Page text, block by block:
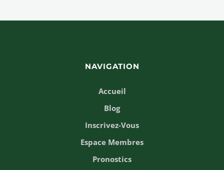
NAVIGATION
Accueil
Blog
Inscrivez-Vous
Espace Membres
Pronostics